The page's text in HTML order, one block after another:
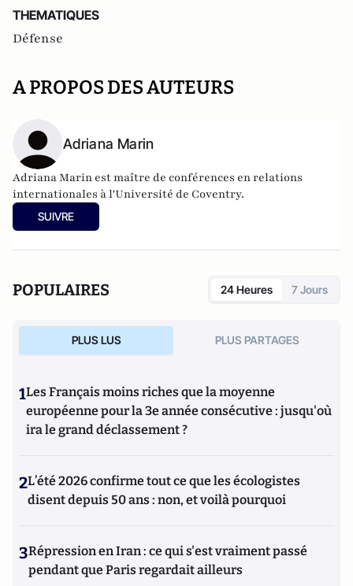
THEMATIQUES
Défense
A PROPOS DES AUTEURS
Adriana Marin
Adriana Marin est maître de conférences en relations
internationales à l'Université de Coventry.
SUIVRE
POPULAIRES 24 Heures 7 Jours
PLUS LUS PLUS PARTAGES
1Les Français moins riches que la moyenne
européenne pour la 3e année consécutive : jusqu'où
ira le grand déclassement ?
2L’été 2026 confirme tout ce que les écologistes
disent depuis 50 ans : non, et voilà pourquoi
3Répression en Iran : ce qui s'est vraiment passé
pendant que Paris regardait ailleurs